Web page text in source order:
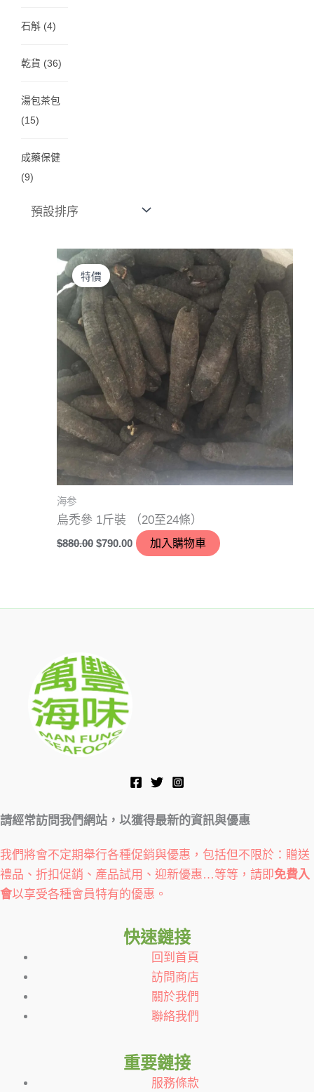
石斛 (4)
乾貨 (36)
湯包茶包
(15)
成藥保健
(9)
特價
海参
烏禿參 1斤裝 （20至24條）
$880.00
原
始
價
格：
$880.00。
$790.00
目
前
價
格：
$790.00。
加入購物車
請經常訪問我們網站，以獲得最新的資訊與優惠
我們將會不定期舉行各種促銷與優惠，包括但不限於：贈送
禮品、折扣促銷、產品試用、迎新優惠…等等，請即免費入
會以享受各種會員特有的優惠。
快速鏈接
回到首頁
訪問商店
關於我們
聯絡我們
重要鏈接
服務條款